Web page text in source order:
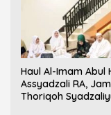
Haul Al-Imam Abul
Assyadzali RA,
Thoriqoh